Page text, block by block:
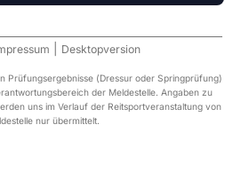
Desktopversion
Prüfungsergebnisse (Dressur oder Springprüfung)
der Meldestelle. Angaben zu
uns im Verlauf der Reitsportveranstaltung von
nur übermittelt.